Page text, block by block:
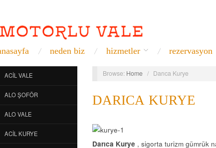
neden biz hizmetler rezervasyon
ACIL VALE
ALO ŞOFÖR
ALO VALE
ACIL KURYE
Browse: Home / Darıca Kurye
DARICA KURYE
Darıca Kurye , sigorta turizm gümrük